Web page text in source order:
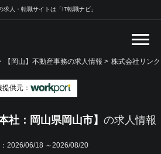
人・転職サイトは「IT転職ナビ」
【岡山】不動産事務の求人情報 > 株式会社リン
供元：
社：岡山県岡山市】 の求人情報
2026/06/18 ～2026/08/20